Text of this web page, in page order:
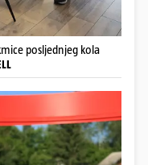
posljednjeg kola